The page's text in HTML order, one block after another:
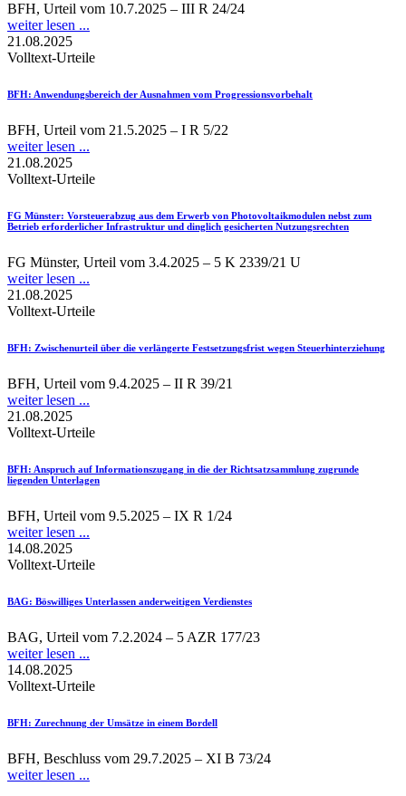
BFH, Urteil vom 10.7.2025 – III R 24/24
weiter lesen ...
21.08.2025
Volltext-Urteile
BFH: Anwendungsbereich der Ausnahmen vom Progressionsvorbehalt
BFH, Urteil vom 21.5.2025 – I R 5/22
weiter lesen ...
21.08.2025
Volltext-Urteile
FG Münster: Vorsteuerabzug aus dem Erwerb von Photovoltaikmodulen nebst zum
Betrieb erforderlicher Infrastruktur und dinglich gesicherten Nutzungsrechten
FG Münster, Urteil vom 3.4.2025 – 5 K 2339/21 U
weiter lesen ...
21.08.2025
Volltext-Urteile
BFH: Zwischenurteil über die verlängerte Festsetzungsfrist wegen Steuerhinterziehung
BFH, Urteil vom 9.4.2025 – II R 39/21
weiter lesen ...
21.08.2025
Volltext-Urteile
BFH: Anspruch auf Informationszugang in die der Richtsatzsammlung zugrunde
liegenden Unterlagen
BFH, Urteil vom 9.5.2025 – IX R 1/24
weiter lesen ...
14.08.2025
Volltext-Urteile
BAG: Böswilliges Unterlassen anderweitigen Verdienstes
BAG, Urteil vom 7.2.2024 – 5 AZR 177/23
weiter lesen ...
14.08.2025
Volltext-Urteile
BFH: Zurechnung der Umsätze in einem Bordell
BFH, Beschluss vom 29.7.2025 – XI B 73/24
weiter lesen ...